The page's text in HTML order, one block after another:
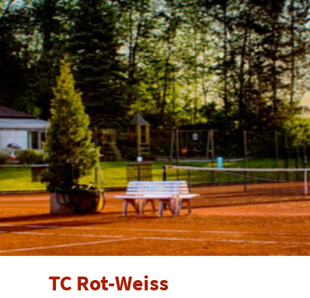
TC Rot-Weiss